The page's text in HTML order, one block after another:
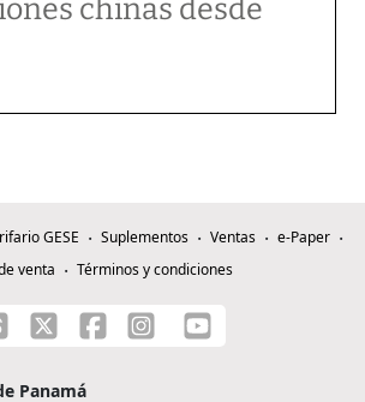
chinas desde
GESE Suplementos Ventas
e-Paper
venta
Términos y condiciones
Panamá